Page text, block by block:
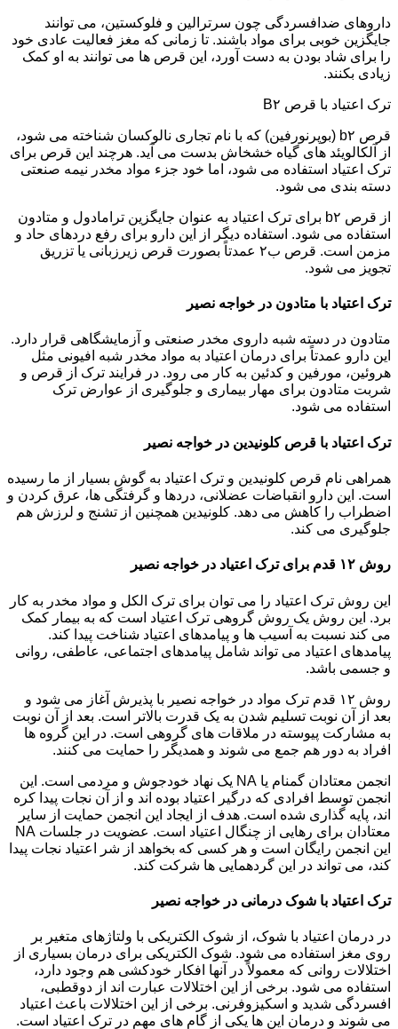
داروهای ضدافسردگی چون سرترالین و فلوکستین، می توانند
جایگزین خوبی برای مواد باشند. تا زمانی که مغز فعالیت عادی خود
را برای شاد بودن به دست آورد، این قرص ها می توانند به او کمک
زیادی بکنند.
ترک اعتیاد با قرص B۲
قرص b۲ (بوپرنورفین) که با نام تجاری نالوکسان شناخته می شود،
از آلکالویئد های گیاه خشخاش بدست می آید. هرچند این قرص برای
ترک اعتیاد استفاده می شود، اما خود جزء مواد مخدر نیمه صنعتی
دسته بندی می شود.
از قرص b۲ برای ترک اعتیاد به عنوان جایگزین ترامادول و متادون
استفاده می شود. استفاده دیگر از این دارو برای رفع دردهای حاد و
مزمن است. قرص ب۲ عمدتاً بصورت قرص زیرزبانی یا تزریق
تجویز می شود.
ترک اعتیاد با متادون در خواجه نصیر
متادون در دسته شبه داروی مخدر صنعتی و آزمایشگاهی قرار دارد.
این دارو عمدتاً برای درمان اعتیاد به مواد مخدر شبه افیونی مثل
هروئین، مورفین و کدئین به کار می رود. در فرایند ترک از قرص و
شربت متادون برای مهار بیماری و جلوگیری از عوارض ترک
استفاده می شود.
ترک اعتیاد با قرص کلونیدین در خواجه نصیر
همراهی نام قرص کلونیدین و ترک اعتیاد به گوش بسیار از ما رسیده
است. این دارو انقباضات عضلانی، دردها و گرفتگی ها، عرق کردن و
اضطراب را کاهش می دهد. کلونیدین همچنین از تشنج و لرزش هم
جلوگیری می کند.
روش ۱۲ قدم برای ترک اعتیاد در خواجه نصیر
این روش ترک اعتیاد را می توان برای ترک الکل و مواد مخدر به کار
برد. این روش یک روش گروهی ترک اعتیاد است که به بیمار کمک
می کند نسبت به آسیب ها و پیامدهای اعتیاد شناخت پیدا کند.
پیامدهای اعتیاد می تواند شامل پیامدهای اجتماعی، عاطفی، روانی
و جسمی باشد.
روش ۱۲ قدم ترک مواد در خواجه نصیر با پذیرش آغاز می شود و
بعد از آن نوبت تسلیم شدن به یک قدرت بالاتر است. بعد از آن نوبت
به مشارکت پیوسته در ملاقات های گروهی است. در این گروه ها
افراد به دور هم جمع می شوند و همدیگر را حمایت می کنند.
انجمن معتادان گمنام یا NA یک نهاد خودجوش و مردمی است. این
انجمن توسط افرادی که درگیر اعتیاد بوده اند و از آن نجات پیدا کره
اند، پایه گذاری شده است. هدف از ایجاد این انجمن حمایت از سایر
معتادان برای رهایی از چنگال اعتیاد است. عضویت در جلسات NA
این انجمن رایگان است و هر کسی که بخواهد از شر اعتیاد نجات پیدا
کند، می تواند در این گردهمایی ها شرکت کند.
ترک اعتیاد با شوک درمانی در خواجه نصیر
در درمان اعتیاد با شوک، از شوک الکتریکی با ولتاژهای متغیر بر
روی مغز استفاده می شود. شوک الکتریکی برای درمان بسیاری از
اختلالات روانی که معمولاً در آنها افکار خودکشی هم وجود دارد،
استفاده می شود. برخی از این اختلالات عبارت اند از دوقطبی،
افسردگی شدید و اسکیزوفرنی. برخی از این اختلالات باعث اعتیاد
می شوند و درمان این ها یکی از گام های مهم در ترک اعتیاد است.